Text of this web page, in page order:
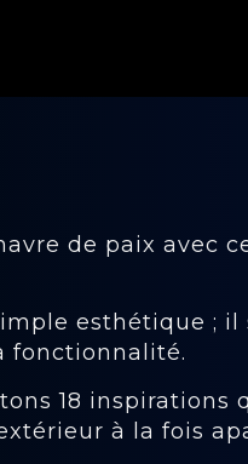
de paix avec
esthétique ; il
fonctionnalité.
18 inspirations
à la fois